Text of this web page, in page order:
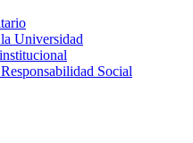
Universidad
Social